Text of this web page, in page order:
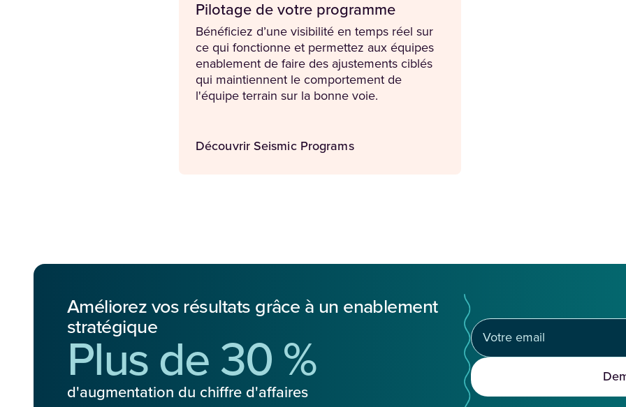
Pilotage de votre programme
Bénéficiez d’une visibilité en temps réel sur
ce qui fonctionne et permettez aux équipes
enablement de faire des ajustements ciblés
qui maintiennent le comportement de
l'équipe terrain sur la bonne voie.
Découvrir Seismic Programs
Améliorez vos résultats grâce à un enablement
stratégique
Plus de 30 %
d'augmentation du chiffre d'affaires